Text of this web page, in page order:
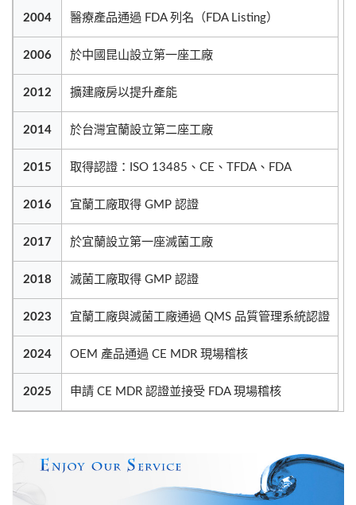
2004 醫療產品通過 FDA 列名（FDA Listing）
2006 於中國昆山設立第一座工廠
2012 擴建廠房以提升產能
2014 於台灣宜蘭設立第二座工廠
2015 取得認證：ISO 13485、CE、TFDA、FDA
2016 宜蘭工廠取得 GMP 認證
2017 於宜蘭設立第一座滅菌工廠
2018 滅菌工廠取得 GMP 認證
2023 宜蘭工廠與滅菌工廠通過 QMS 品質管理系統認證
2024 OEM 產品通過 CE MDR 現場稽核
2025 申請 CE MDR 認證並接受 FDA 現場稽核